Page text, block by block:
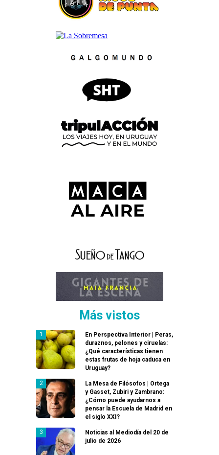
Más vistos
En Perspectiva Interior | Peras,
duraznos, pelones y ciruelas:
¿Qué características tienen
estas frutas de hoja caduca en
Uruguay?
La Mesa de Filósofos | Ortega
y Gasset, Zubiri y Zambrano:
¿Cómo puede ayudarnos a
pensar la Escuela de Madrid en
el siglo XXI?
Noticias al Mediodía del 20 de
julio de 2026